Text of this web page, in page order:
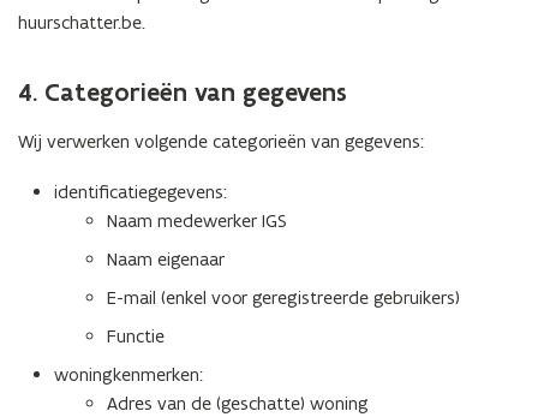
huurschatter.be.
4. Categorieën van gegevens
Wij verwerken volgende categorieën van gegevens:
identificatiegegevens:
Naam medewerker IGS
Naam eigenaar
E-mail (enkel voor geregistreerde gebruikers)
Functie
woningkenmerken:
Adres van de (geschatte) woning